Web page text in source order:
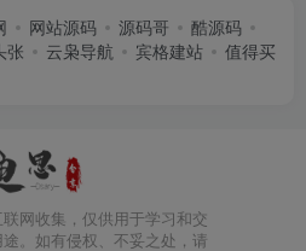
网站源码 源码哥
酷源码
张 云枭导航 宾格建站
值得买
网收集，仅供用于学习和交
。如有侵权、不妥之处，请